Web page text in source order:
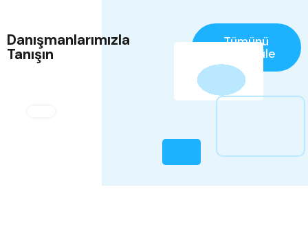
Danışmanlarımızla
Tanışın
Tümünü
Görüntüle